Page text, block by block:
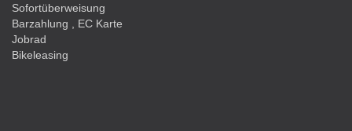
Sofortüberweisung
Barzahlung , EC Karte
Jobrad
Bikeleasing